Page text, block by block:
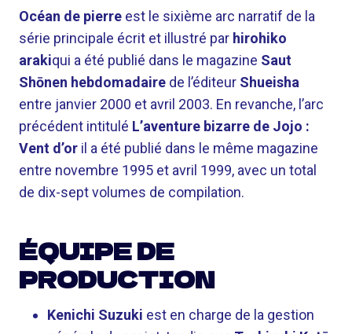
Océan de pierre est le sixième arc narratif de la
série principale écrit et illustré par hirohiko
arakiqui a été publié dans le magazine Saut
Shōnen hebdomadaire de l’éditeur Shueisha
entre janvier 2000 et avril 2003. En revanche, l’arc
précédent intitulé L’aventure bizarre de Jojo :
Vent d’or il a été publié dans le même magazine
entre novembre 1995 et avril 1999, avec un total
de dix-sept volumes de compilation.
ÉQUIPE DE
PRODUCTION
Kenichi Suzuki est en charge de la gestion